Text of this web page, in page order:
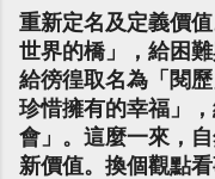
重新定名及定義價
世界的橋」，給困
給徬徨取名為「閱
珍惜擁有的幸福」
會」。這麼一來，
新價值。換個觀點